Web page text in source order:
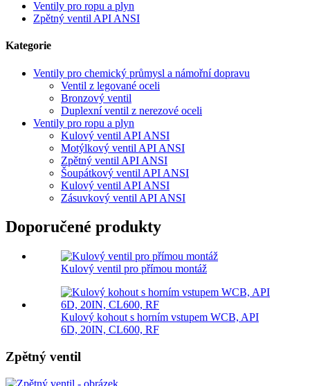
Ventily pro ropu a plyn
Zpětný ventil API ANSI
Kategorie
Ventily pro chemický průmysl a námořní dopravu
Ventil z legované oceli
Bronzový ventil
Duplexní ventil z nerezové oceli
Ventily pro ropu a plyn
Kulový ventil API ANSI
Motýlkový ventil API ANSI
Zpětný ventil API ANSI
Šoupátkový ventil API ANSI
Kulový ventil API ANSI
Zásuvkový ventil API ANSI
Doporučené produkty
Kulový ventil pro přímou montáž
Kulový kohout s horním vstupem WCB, API
6D, 20IN, CL600, RF
Zpětný ventil